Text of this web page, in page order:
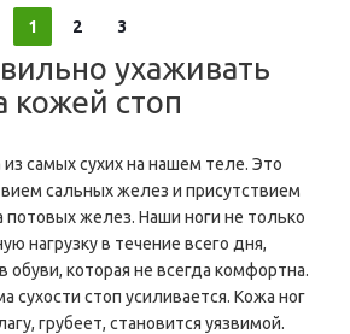
1 2 3
ухаживать
кожей стоп
самых сухих на нашем теле. Это
сальных желез и присутствием
потовых желез. Наши ноги не только
нагрузку в течение всего дня,
обуви, которая не всегда комфортна.
сухости стоп усиливается. Кожа ног
грубеет, становится уязвимой.